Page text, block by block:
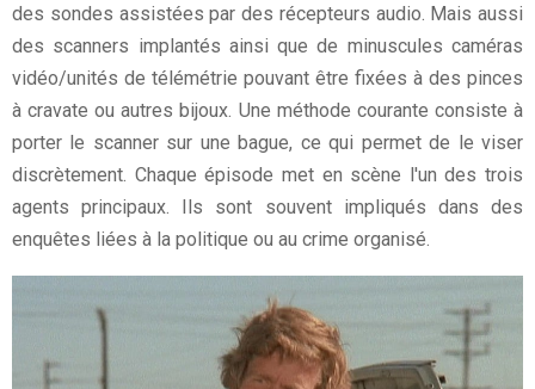
des sondes assistées par des récepteurs audio. Mais aussi
des scanners implantés ainsi que de minuscules caméras
vidéo/unités de télémétrie pouvant être fixées à des pinces
à cravate ou autres bijoux. Une méthode courante consiste à
porter le scanner sur une bague, ce qui permet de le viser
discrètement. Chaque épisode met en scène l'un des trois
agents principaux. Ils sont souvent impliqués dans des
enquêtes liées à la politique ou au crime organisé.